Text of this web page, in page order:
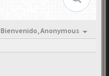
Bienvenido,Anonymous